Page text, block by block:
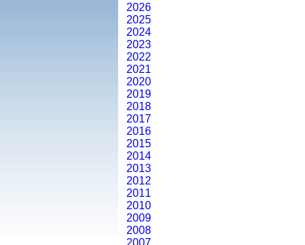
2026
2025
2024
2023
2022
2021
2020
2019
2018
2017
2016
2015
2014
2013
2012
2011
2010
2009
2008
2007